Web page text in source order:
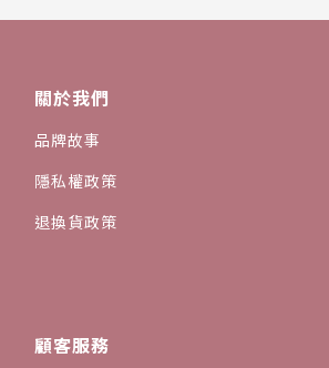
關於我們
品牌故事
隱私權政策
退換貨政策
顧客服務